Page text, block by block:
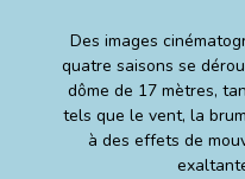
Des images
quatre saisons se
dôme de 17 mètres,
tels que le vent, la
à des effets de